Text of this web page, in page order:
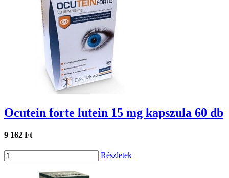
Ocutein forte lutein 15 mg kapszula 60 db
9 162 Ft
Részletek